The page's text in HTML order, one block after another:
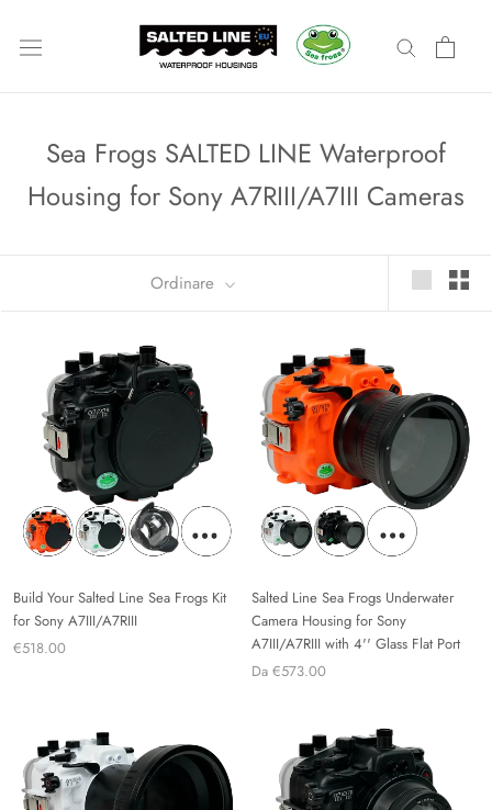
Sea Frogs SALTED LINE Waterproof
Housing for Sony A7RIII/A7III Cameras
Ordinare
Build Your Salted Line Sea Frogs Kit
for Sony A7III/A7RIII
€518.00
Salted Line Sea Frogs Underwater
Camera Housing for Sony
A7III/A7RIII with 4'' Glass Flat Port
Da €573.00